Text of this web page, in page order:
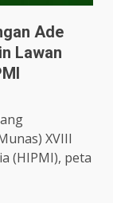
Ade
Lawan
XVIII
(HIPMI), peta